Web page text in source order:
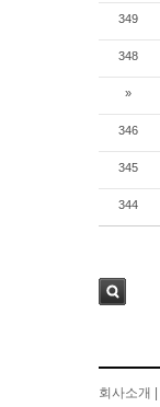
349
348
»
346
345
344
회사소개